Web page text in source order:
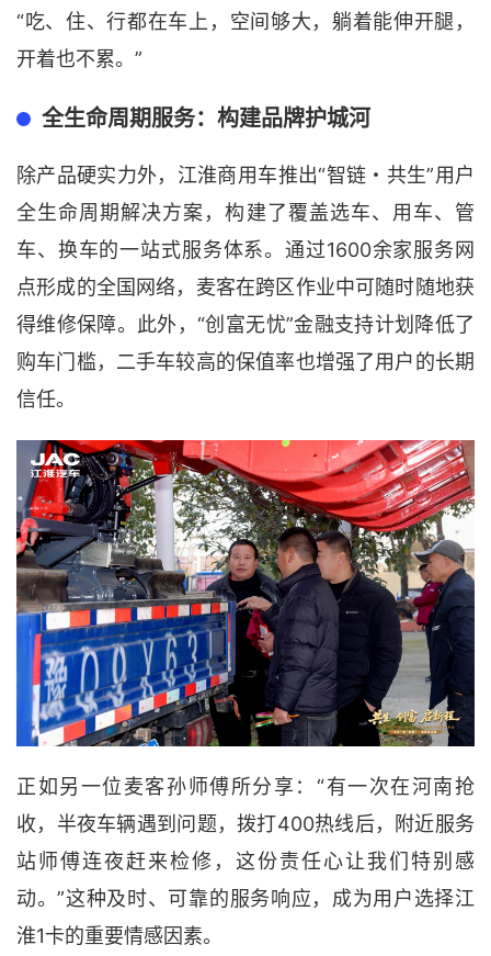
“吃、住、行都在车上，空间够大，躺着能伸开腿，
开着也不累。”
全生命周期服务：构建品牌护城河
除产品硬实力外，江淮商用车推出“智链・共生”用户
全生命周期解决方案，构建了覆盖选车、用车、管
车、换车的一站式服务体系。通过1600余家服务网
点形成的全国网络，麦客在跨区作业中可随时随地获
得维修保障。此外，“创富无忧”金融支持计划降低了
购车门槛，二手车较高的保值率也增强了用户的长期
信任。
正如另一位麦客孙师傅所分享：“有一次在河南抢
收，半夜车辆遇到问题，拨打400热线后，附近服务
站师傅连夜赶来检修，这份责任心让我们特别感
动。”这种及时、可靠的服务响应，成为用户选择江
淮1卡的重要情感因素。